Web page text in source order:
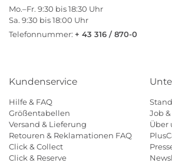
Mo.–Fr. 9:30 bis 18:30 Uhr
Sa. 9:30 bis 18:00 Uhr
Telefonnummer: + 43 316 / 870-0
Kundenservice
Hilfe & FAQ
Größentabellen
Versand & Lieferung
Retouren & Reklamationen FAQ
Click & Collect
Click & Reserve
Job
Über